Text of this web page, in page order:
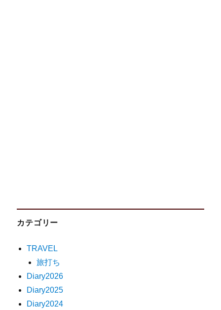
カテゴリー
TRAVEL
旅打ち
Diary2026
Diary2025
Diary2024